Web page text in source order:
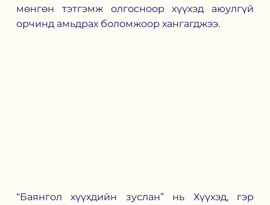
мөнгөн тэтгэмж олгосноор хүүхэд аюулгүй
орчинд амьдрах боломжоор хангагджээ.
“Баянгол хүүхдийн зуслан” нь Хүүхэд, гэр